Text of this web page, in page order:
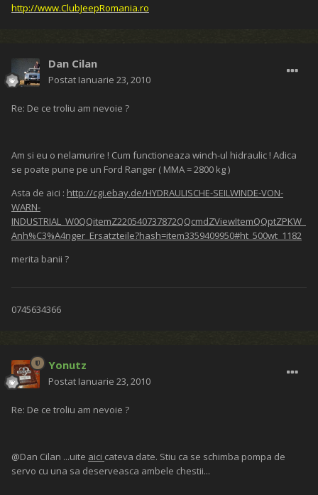
http://www.ClubJeepRomania.ro
Dan Cilan
Postat Ianuarie 23, 2010
Re: De ce troliu am nevoie ?
Am si eu o nelamurire ! Cum functioneaza winch-ul hidraulic ! Adica
se poate pune pe un Ford Ranger ( MMA = 2800 kg )
Asta de aici : http://cgi.ebay.de/HYDRAULISCHE-SEILWINDE-VON-
WARN-
INDUSTRIAL_W0QQitemZ220540737872QQcmdZViewItemQQptZPKW_
Anh%C3%A4nger_Ersatzteile?hash=item3359409950#ht_500wt_1182
merita banii ?
0745634366
Yonutz
Postat Ianuarie 23, 2010
Re: De ce troliu am nevoie ?
@Dan Cilan ...uite aici cateva date. Stiu ca se schimba pompa de
servo cu una sa deserveasca ambele chestii...